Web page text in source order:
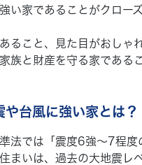
い家であることがクロー
ること、見た目がおしゃ
族と財産を守る家である
や台風に強い家とは？
法では「震度6強～7程度
まいは、過去の大地震レ